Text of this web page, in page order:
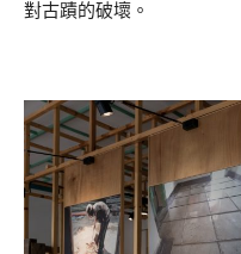
對古蹟的破壞。